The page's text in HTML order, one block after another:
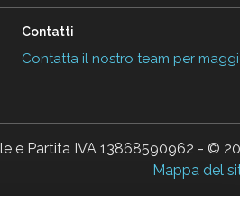
Contatti
Contatta il nostro team per
e Partita IVA 13868590962 - ©
Mappa del